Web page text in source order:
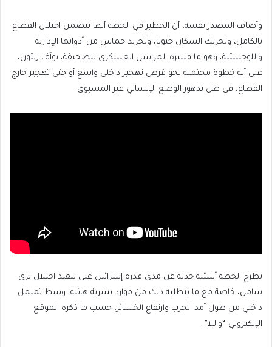
وأضاف المصدر نفسه، أن الخطير في الخطة أنها تتضمن احتلال القطاع
بالكامل، وتحريك السكان جنوبا، وتجريد حماس من أدواتها الإدارية
واللوجستية، وهو ما فسره المراسل العسكري للصحيفة، يوآف زيتون،
على أنه خطوة محتملة نحو فرض تهجير داخلي واسع أو حتى تهجير خارج
القطاع، في ظل تدهور الوضع الإنساني غير المسبوق.
تطرح الخطة أسئلة جدية عن مدى قدرة إسرائيل على تنفيذ احتلال بري
شامل، خاصة مع ما يتطلبه ذلك من موارد بشرية هائلة، وسط تململ
داخلي من طول أمد الحرب وارتفاع الخسائر، حسب ما ذكره الموقع
الإلكتروني “واللا”.